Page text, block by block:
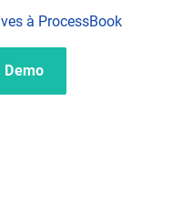
à ProcessBook
Demo